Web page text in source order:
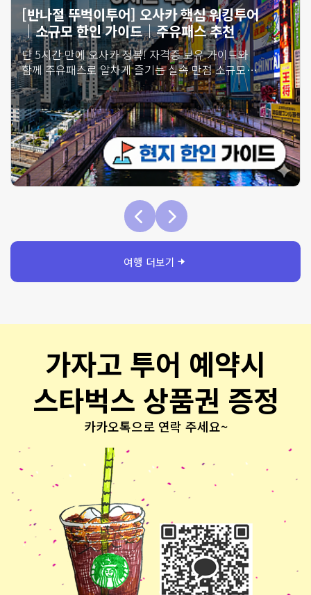
[오사카 1일 투어 완전 정복]단독 차량 고급
밴｜한인 공식가이드｜주유패스 추천
부모님·아이와 함께하는 오사카 가족여행 필수!
우리 가족 전용 차량과 친절한 한인가이드로
자유롭고 편안한 단독 맞춤 투어를 즐겨보세요.
여행 더보기
가자고 투어 예약시
스타벅스 상품권 증정
카카오톡으로 연락 주세요~